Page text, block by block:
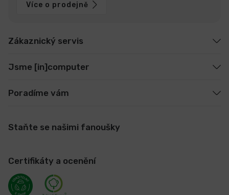
Více o prodejně
Zákaznický servis
Jsme [in]computer
Poradíme vám
Staňte se našimi fanoušky
Certifikáty a ocenění